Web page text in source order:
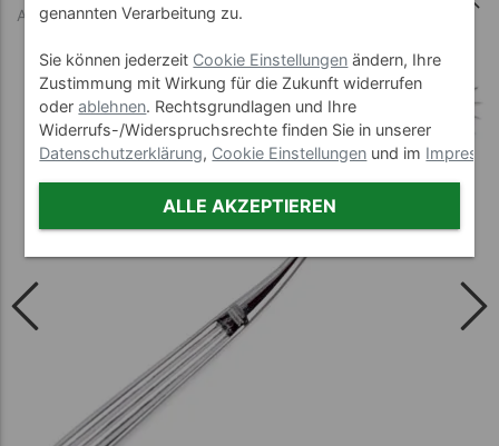
Art-Nr. 25313
genannten Verarbeitung zu.
Sie können jederzeit Cookie Einstellungen ändern, Ihre
Zustimmung mit Wirkung für die Zukunft widerrufen
oderablehnen. Rechtsgrundlagen und Ihre
Widerrufs-/Widerspruchsrechte finden Sie in unserer
Datenschutzerklärung, Cookie Einstellungen und im
ALLE AKZEPTIEREN